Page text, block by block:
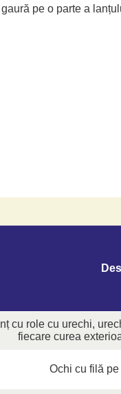
pe o parte a
cu role cu urechi,
fiecare curea
Ochi cu filă